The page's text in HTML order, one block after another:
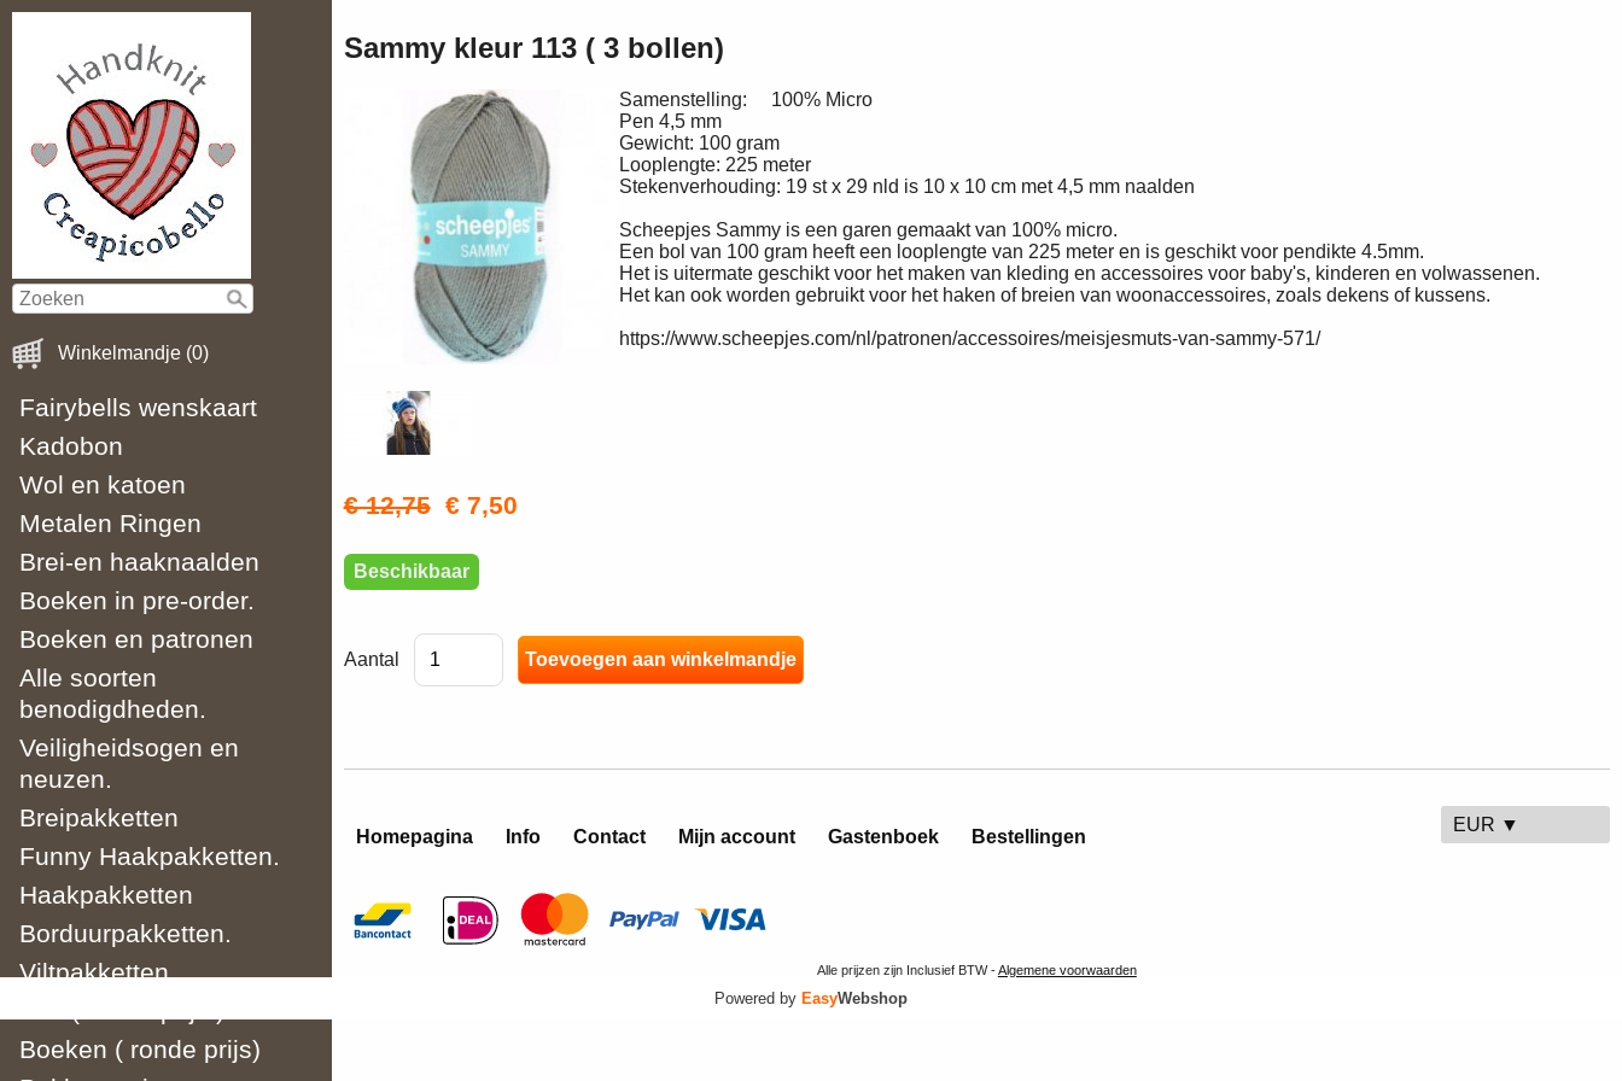
Winkelmandje (0)
Fairybells wenskaart
Kadobon
Wol en katoen
Metalen Ringen
Brei-en haaknaalden
Boeken in pre-order.
Boeken en patronen
Alle soorten
benodigdheden.
Veiligheidsogen en
neuzen.
Breipakketten
Funny Haakpakketten.
Haakpakketten
Borduurpakketten.
Viltpakketten
Boeken ( ronde prijs)
Sammy kleur 113 ( 3 bollen)
Samenstelling: 100% Micro
Pen 4,5 mm
Gewicht: 100 gram
Looplengte: 225 meter
Stekenverhouding: 19 st x 29 nld is 10 x 10 cm met 4,5 mm naalden
Scheepjes Sammy is een garen gemaakt van 100% micro.
Een bol van 100 gram heeft een looplengte van 225 meter en is geschikt voor pendikte 4.5mm.
Het is uitermate geschikt voor het maken van kleding en accessoires voor baby's, kinderen en volwassenen.
Het kan ook worden gebruikt voor het haken of breien van woonaccessoires, zoals dekens of kussens.
https://www.scheepjes.com/nl/patronen/accessoires/meisjesmuts-van-sammy-571/
€ 12,75 € 7,50
Beschikbaar
Aantal
Homepagina Info Contact Mijn account Gastenboek Bestellingen
EUR ▼
Alle prijzen zijn Inclusief BTW -Algemene voorwaarden
Powered by EasyWebshop